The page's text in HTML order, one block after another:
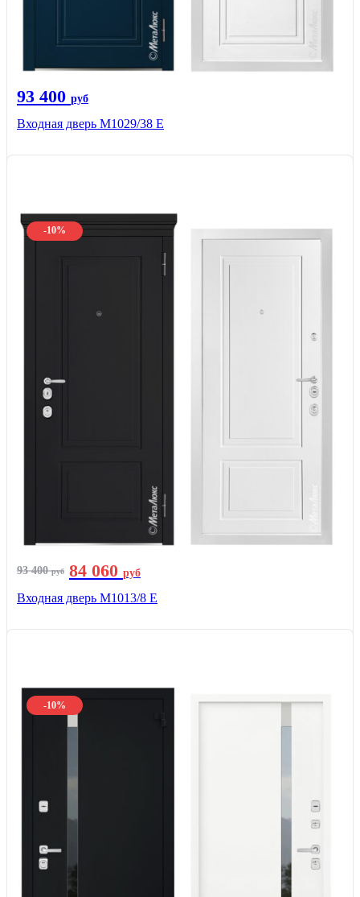
93 400 руб
Входная дверь М1029/38 E
-10%
93 400руб 84 060 руб
Входная дверь М1013/8 E
-10%